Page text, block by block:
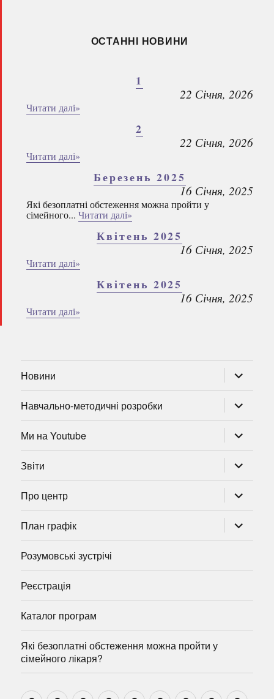
ОСТАННІ НОВИНИ
1
22 Січня, 2026
Читати далі»
2
22 Січня, 2026
Читати далі»
Березень 2025
16 Січня, 2025
Які безоплатні обстеження можна пройти у
сімейного... Читати далі»
Квітень 2025
16 Січня, 2025
Читати далі»
Квітень 2025
16 Січня, 2025
Читати далі»
Новини
підменю
Навчально-методичні розробки
підменю
Ми на Youtube
підменю
Звіти
підменю
Про центр
підменю
План графік
підменю
Розумовські зустрічі
Реєстрація
Каталог програм
Які безоплатні обстеження можна пройти у
сімейного лікаря?
НовиниНавчально-
Ми Звіти Про План Розумовські
Реєстрація